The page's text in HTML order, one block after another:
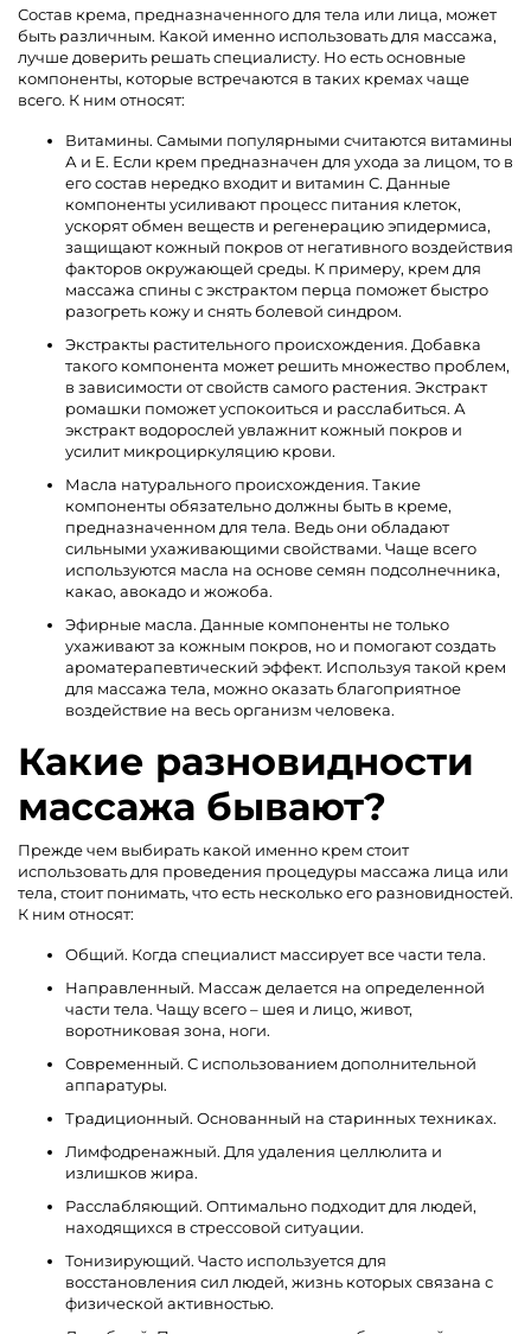
Состав крема, предназначенного для тела или лица, может
быть различным. Какой именно использовать для массажа,
лучше доверить решать специалисту. Но есть основные
компоненты, которые встречаются в таких кремах чаще
всего. К ним относят:
Витамины. Самыми популярными считаются витамины
А и Е. Если крем предназначен для ухода за лицом, то в
его состав нередко входит и витамин С. Данные
компоненты усиливают процесс питания клеток,
ускорят обмен веществ и регенерацию эпидермиса,
защищают кожный покров от негативного воздействия
факторов окружающей среды. К примеру, крем для
массажа спины с экстрактом перца поможет быстро
разогреть кожу и снять болевой синдром.
Экстракты растительного происхождения. Добавка
такого компонента может решить множество проблем,
в зависимости от свойств самого растения. Экстракт
ромашки поможет успокоиться и расслабиться. А
экстракт водорослей увлажнит кожный покров и
усилит микроциркуляцию крови.
Масла натурального происхождения. Такие
компоненты обязательно должны быть в креме,
предназначенном для тела. Ведь они обладают
сильными ухаживающими свойствами. Чаще всего
используются масла на основе семян подсолнечника,
какао, авокадо и жожоба.
Эфирные масла. Данные компоненты не только
ухаживают за кожным покров, но и помогают создать
ароматерапевтический эффект. Используя такой крем
для массажа тела, можно оказать благоприятное
воздействие на весь организм человека.
Какие разновидности
массажа бывают?
Прежде чем выбирать какой именно крем стоит
использовать для проведения процедуры массажа лица или
тела, стоит понимать, что есть несколько его разновидностей.
К ним относят:
Общий. Когда специалист массирует все части тела.
Направленный. Массаж делается на определенной
части тела. Чащу всего – шея и лицо, живот,
воротниковая зона, ноги.
Современный. С использованием дополнительной
аппаратуры.
Традиционный. Основанный на старинных техниках.
Лимфодренажный. Для удаления целлюлита и
излишков жира.
Расслабляющий. Оптимально подходит для людей,
находящихся в стрессовой ситуации.
Тонизирующий. Часто используется для
восстановления сил людей, жизнь которых связана с
физической активностью.